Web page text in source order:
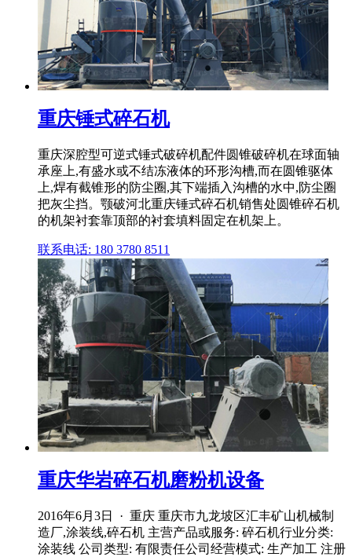
重庆锤式碎石机
重庆深腔型可逆式锤式破碎机配件圆锥破碎机在球面轴
承座上,有盛水或不结冻液体的环形沟槽,而在圆锥驱体
上,焊有截锥形的防尘圈,其下端插入沟槽的水中,防尘圈
把灰尘挡。颚破河北重庆锤式碎石机销售处圆锥碎石机
的机架衬套靠顶部的衬套填料固定在机架上。
联系电话: 180 3780 8511
重庆华岩碎石机磨粉机设备
2016年6月3日 · 重庆 重庆市九龙坡区汇丰矿山机械制
造厂,涂装线,碎石机 主营产品或服务: 碎石机行业分类:
涂装线 公司类型: 有限责任公司经营模式: 生产加工 注册